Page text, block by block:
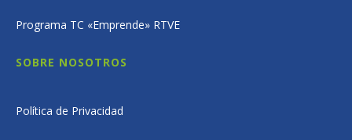
Programa TC «Emprende» RTVE
SOBRE NOSOTROS
Política de Privacidad